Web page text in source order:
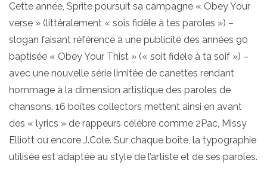
Cette année, Sprite poursuit sa campagne « Obey Your
verse » (littéralement « sois fidèle à tes paroles ») –
slogan faisant référence à une publicité des années 90
baptisée « Obey Your Thist » (« soit fidèle à ta soif ») –
avec une nouvelle série limitée de canettes rendant
hommage à la dimension artistique des paroles de
chansons. 16 boîtes collectors mettent ainsi en avant
des « lyrics » de rappeurs célèbre comme 2Pac, Missy
Elliott ou encore J.Cole. Sur chaque boîte, la typographie
utilisée est adaptée au style de l’artiste et de ses paroles.